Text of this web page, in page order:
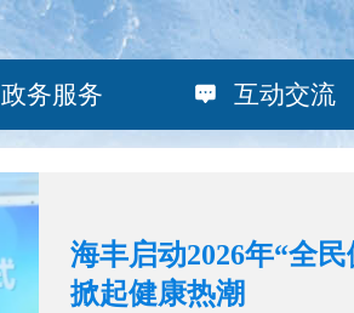
政务服务 互动交流
海丰启动2026年“全
掀起健康热潮